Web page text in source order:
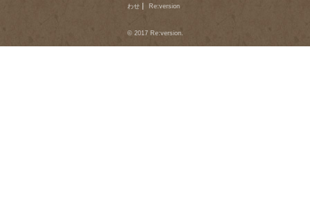
わせ
Re:version
© 2017 Re:version.